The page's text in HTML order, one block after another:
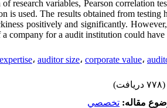
research variables, Pearson correlation
is used. The results obtained from testing
positively and significantly.
company for a audit institution could have
، auditor size، corporate value،
(۷۷۸ دریافت)
مقاله: تخصصي